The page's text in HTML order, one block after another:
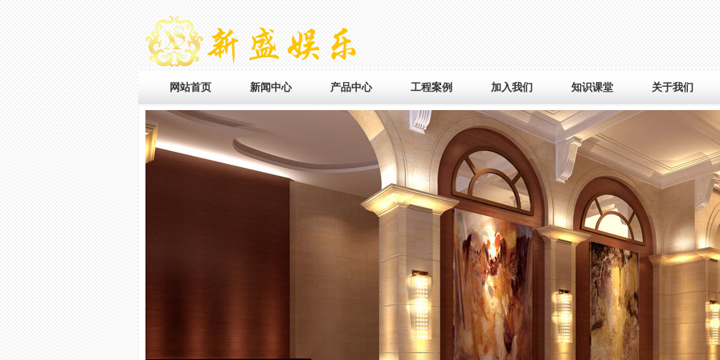
网站首页 新闻中心 产品中心 工程案例 加入我们 知识课堂 关于我们